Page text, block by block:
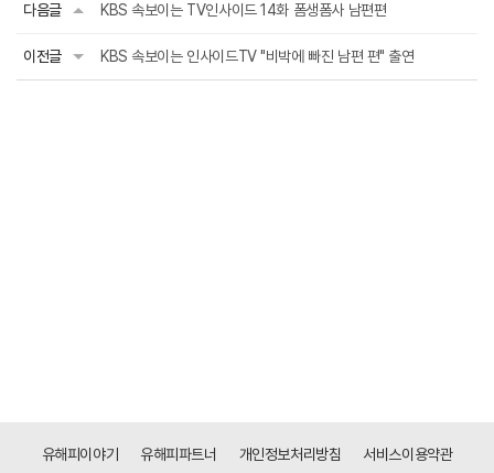
다음글 KBS 속보이는 TV인사이드 14화 폼생폼사 남편편
이전글 KBS 속보이는 인사이드TV "비박에 빠진 남편 편" 출연
유해피이야기 유해피파트너 개인정보처리방침
서비스이용약관